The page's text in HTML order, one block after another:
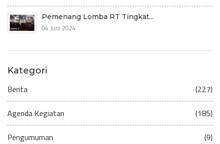
Pemenang Lomba RT Tingkat...
04 Juni 2024
Kategori
Berita (227)
Agenda Kegiatan (185)
Pengumuman (9)